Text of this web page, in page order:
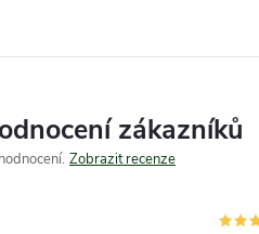
zákazníků
Zobrazit recenze